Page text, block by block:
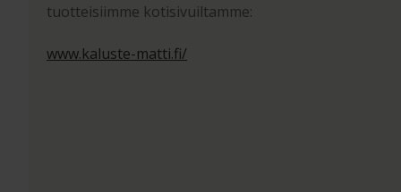
tuotteisiimme kotisivuiltamme:
www.kaluste-matti.fi/